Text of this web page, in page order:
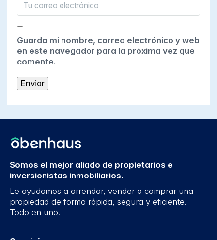
Guarda mi nombre, correo electrónico y web
en este navegador para la próxima vez que
comente.
Somos el mejor aliado de propietarios e
inversionistas inmobiliarios.
Le ayudamos a arrendar, vender o comprar una
propiedad de forma rápida, segura y eficiente.
Todo en uno.